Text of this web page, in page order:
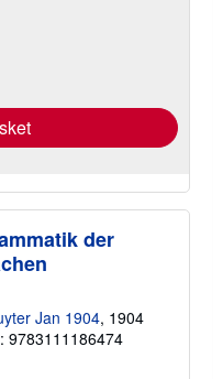
der
Jan 1904, 1904
9783111186474